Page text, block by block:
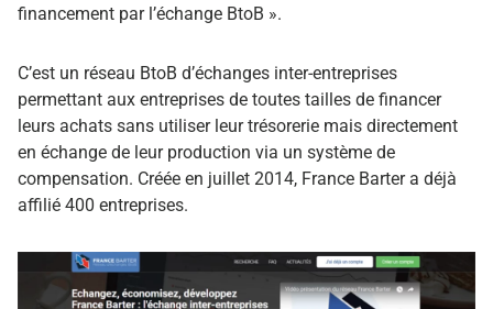
financement par l’échange BtoB ».
C’est un réseau BtoB d’échanges inter-entreprises
permettant aux entreprises de toutes tailles de financer
leurs achats sans utiliser leur trésorerie mais directement
en échange de leur production via un système de
compensation. Créée en juillet 2014, France Barter a déjà
affilié 400 entreprises.